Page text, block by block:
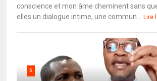
conscience et mon âme cheminent sans
elles un dialogue intime, une commun...
Lire
5